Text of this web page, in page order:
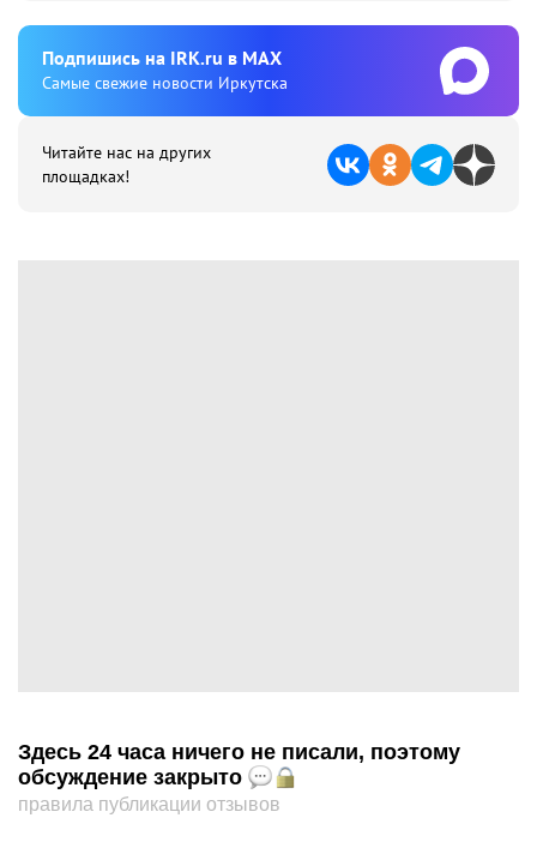
Подпишиcь на IRK.ru в MAX
Cамые свежие новости Иркутска
Читайте нас на других
площадках!
Здесь 24 часа ничего не писали, поэтому
обсуждение закрыто
правила публикации отзывов